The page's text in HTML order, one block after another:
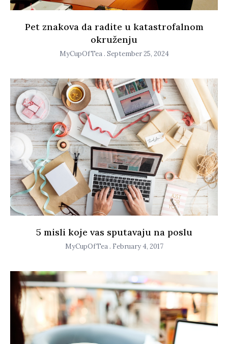
Pet znakova da radite u katastrofalnom
okruženju
MyCupOfTea September 25, 2024
5 misli koje vas sputavaju na poslu
MyCupOfTea February 4, 2017